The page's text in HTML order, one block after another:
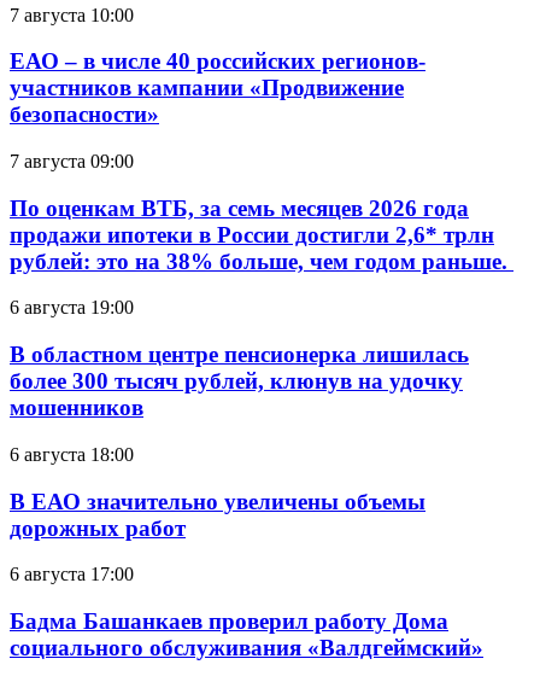
7 августа 10:00
ЕАО – в числе 40 российских регионов-
участников кампании «Продвижение
безопасности»
7 августа 09:00
По оценкам ВТБ, за семь месяцев 2026 года
продажи ипотеки в России достигли 2,6* трлн
рублей: это на 38% больше, чем годом раньше.
6 августа 19:00
В областном центре пенсионерка лишилась
более 300 тысяч рублей, клюнув на удочку
мошенников
6 августа 18:00
В ЕАО значительно увеличены объемы
дорожных работ
6 августа 17:00
Бадма Башанкаев проверил работу Дома
социального обслуживания «Валдгеймский»